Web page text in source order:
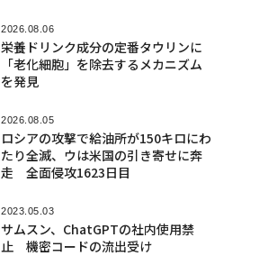
2026.08.06
栄養ドリンク成分の定番タウリンに
「老化細胞」を除去するメカニズム
を発見
2026.08.05
ロシアの攻撃で給油所が150キロにわ
たり全滅、ウは米国の引き寄せに奔
走 全面侵攻1623日目
2023.05.03
サムスン、ChatGPTの社内使用禁
止 機密コードの流出受け